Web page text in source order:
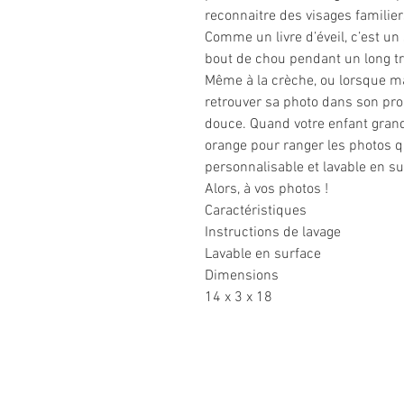
reconnaitre des visages
Comme un livre d’éveil, c’est
bout de chou pendant un long
Même à la crèche, ou lorsque
retrouver sa photo dans son
douce. Quand votre enfant
orange pour ranger les photos
personnalisable et lavable en
Alors, à vos photos !
Caractéristiques
Instructions de lavage
Lavable en surface
Dimensions
14 x 3 x 18